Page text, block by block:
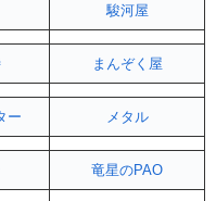
駿河屋
まんぞく屋
ー メタル
竜星のPAO